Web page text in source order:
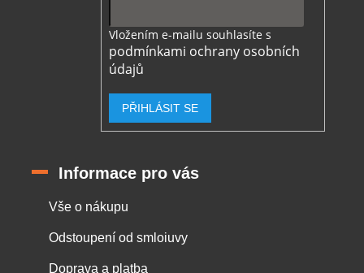
Vložením e-mailu souhlasíte s
podmínkami ochrany osobních
údajů
PŘIHLÁSIT SE
Informace pro vás
Vše o nákupu
Odstoupení od smloiuvy
Doprava a platba